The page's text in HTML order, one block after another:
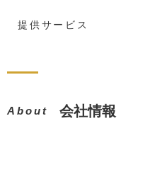
提供サービス
About 会社情報